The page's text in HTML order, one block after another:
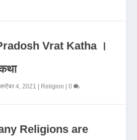
Vrat Katha ।
सप्टेंबर 4, 2021 Religion |0
Religions are